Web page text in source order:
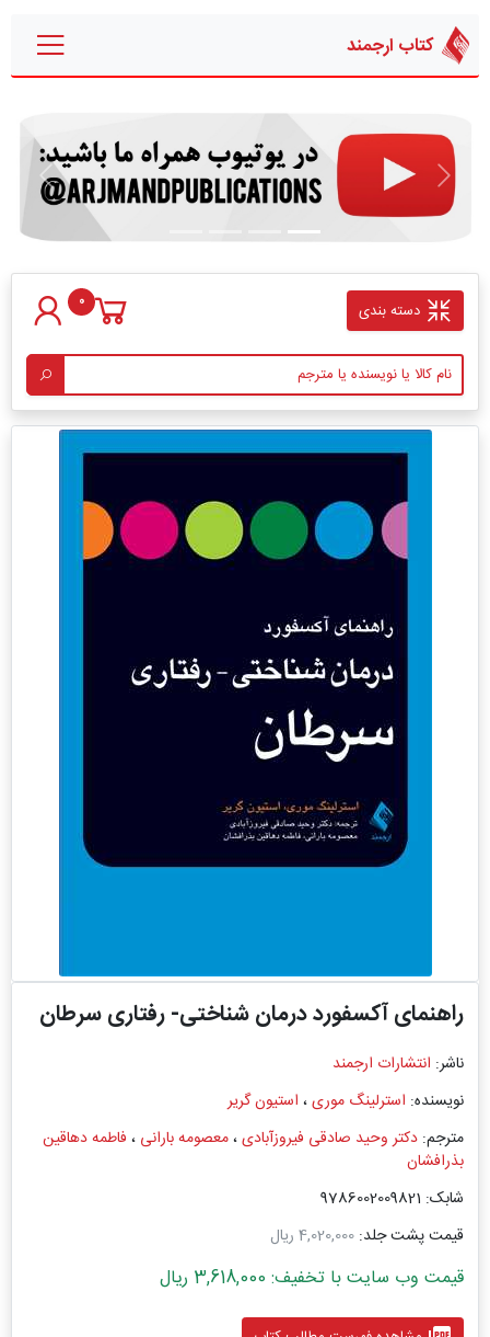
کتاب ارجمند
قبلی بعدی
دسته بندی 0
راهنمای آکسفورد درمان شناختی- رفتاری سرطان
ناشر: انتشارات ارجمند
نویسنده: استرلینگ موری، استیون گریر
مترجم: دکتر وحید صادقی فیروزآبادی،معصومه بارانی ، فاطمه دهاقین
بذرافشان
شابک: 9786002009821
قیمت پشت جلد: 4,020,000 ریال
قیمت وب سایت با تخفیف: 3,618,000 ریال